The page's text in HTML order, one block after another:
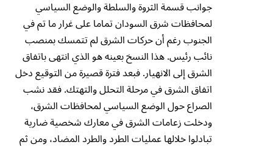
جوانب قسمة الثروة والسلطة والوضع السياسي
لمحافظات شرق السودان تماما على غرار ما تم في
الجنوب رغم أن حركات الشرق لم تتمسك بمنصب
نائب رئيس. هذا النسخ بعينه هو الذي انتهى باتفاق
الشرق إلى الانهيار. فبعد فترة قصيرة من التوقيع دخل
اتفاق الشرق في مرحلة التحلل والتهتك. فقد نشب
الصراع حول الوضع السياسي لمحافظات الشرق،
ودخلت زعامات الشرق في معارك شخصية ضارية
تبادلوا خلالها عمليات الطرد والطرد المضاد، ومن ثم